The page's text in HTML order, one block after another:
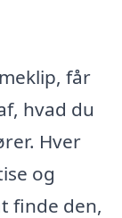
får
hvad du
Hver
og
finde den,